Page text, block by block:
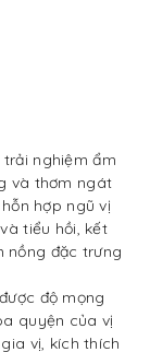
nghiệm ẩm
và thơm ngát
hợp ngũ vị
tiểu hồi, kết
nồng đặc trưng
độ mọng
quyện của vị
vị, kích thích